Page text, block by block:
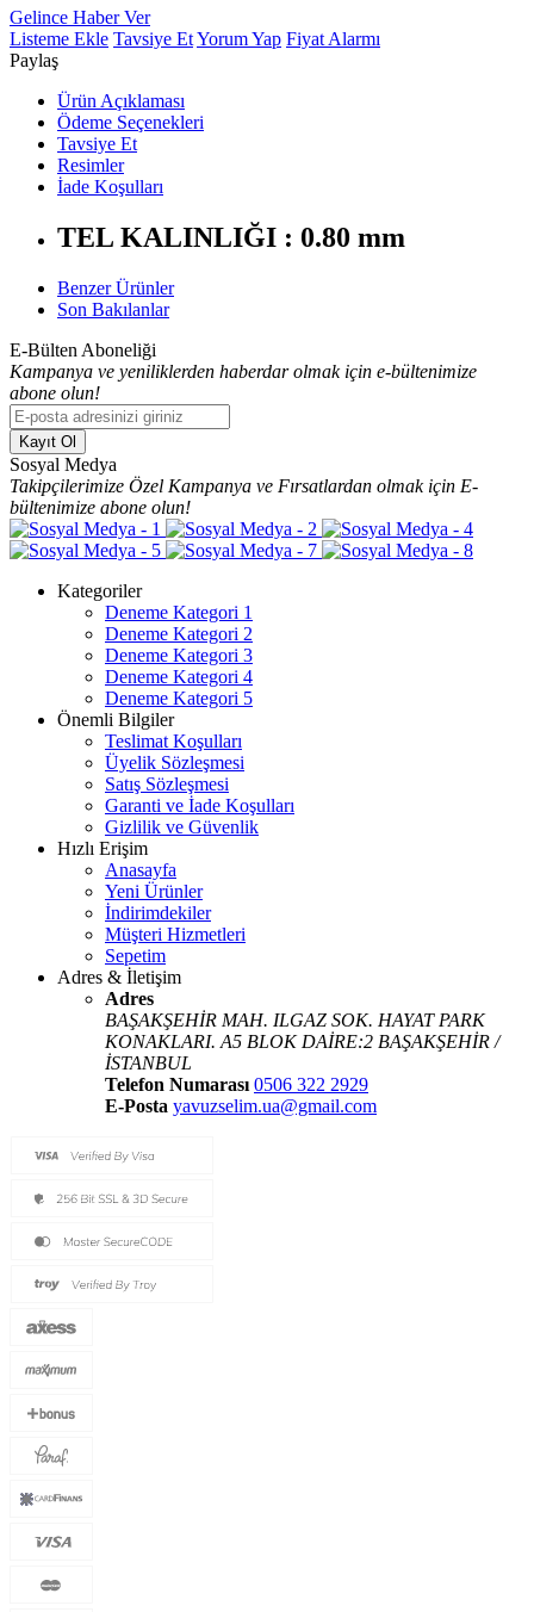
Gelince Haber Ver
Listeme Ekle Tavsiye EtYorum Yap Fiyat Alarmı
Paylaş
Ürün Açıklaması
Ödeme Seçenekleri
Tavsiye Et
Resimler
İade Koşulları
TEL KALINLIĞI : 0.80 mm
Benzer Ürünler
Son Bakılanlar
E-Bülten Aboneliği
Kampanya ve yeniliklerden haberdar olmak için e-bültenimize
abone olun!
Kayıt Ol
Sosyal Medya
Takipçilerimize Özel Kampanya ve Fırsatlardan olmak için E-
bültenimize abone olun!
Kategoriler
Deneme Kategori 1
Deneme Kategori 2
Deneme Kategori 3
Deneme Kategori 4
Deneme Kategori 5
Önemli Bilgiler
Teslimat Koşulları
Üyelik Sözleşmesi
Satış Sözleşmesi
Garanti ve İade Koşulları
Gizlilik ve Güvenlik
Hızlı Erişim
Anasayfa
Yeni Ürünler
İndirimdekiler
Müşteri Hizmetleri
Sepetim
Adres & İletişim
Adres
BAŞAKŞEHİR MAH. ILGAZ SOK. HAYAT PARK
KONAKLARI. A5 BLOK DAİRE:2 BAŞAKŞEHİR /
İSTANBUL
Telefon Numarası 0506 322 2929
E-Posta yavuzselim.ua@gmail.com